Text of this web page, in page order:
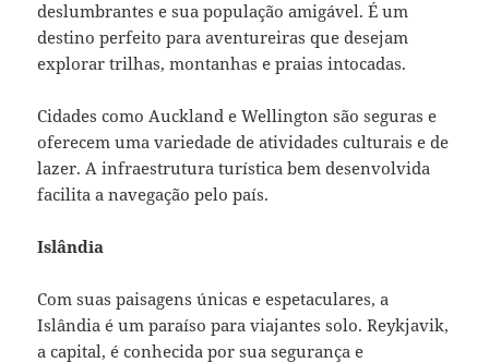
deslumbrantes e sua população amigável. É um
destino perfeito para aventureiras que desejam
explorar trilhas, montanhas e praias intocadas.
Cidades como Auckland e Wellington são seguras e
oferecem uma variedade de atividades culturais e de
lazer. A infraestrutura turística bem desenvolvida
facilita a navegação pelo país.
Islândia
Com suas paisagens únicas e espetaculares, a
Islândia é um paraíso para viajantes solo. Reykjavik,
a capital, é conhecida por sua segurança e